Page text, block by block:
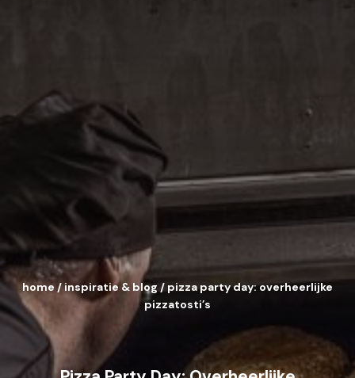
home/inspiratie & blog / pizza party day: overheerlijke
pizzatosti’s